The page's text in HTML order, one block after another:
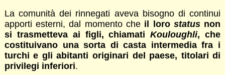
La comunità dei rinnegati aveva bisogno di continui
apporti esterni, dal momento che il loro statusnon
si trasmetteva ai figli, chiamatiKouloughli, che
costituivano una sorta di casta intermedia fra i
turchi e gli abitanti originari del paese, titolari di
privilegi inferiori.